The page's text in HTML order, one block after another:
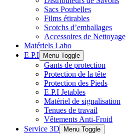
Sacs Poubelles
Films étirables
Scotchs d’emballages
Accessoires de Nettoyage
Matériels Labo
E.P.I
Menu Toggle
Gants de protection
Protection de la tête
Protection des Pieds
E.P.I Jetables
Matériel de signalisation
Tenues de travail
Vêtements Anti-Froid
Service 3D
Menu Toggle